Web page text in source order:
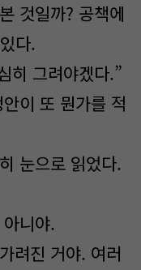
것일까? 공책에
다.
히 그려야겠다.”
이 또 뭔가를 적
눈으로 읽었다.
니야.
려진 거야. 여러